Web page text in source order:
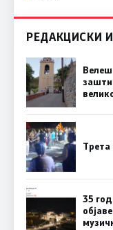
РЕДАКЦИСКИ
35